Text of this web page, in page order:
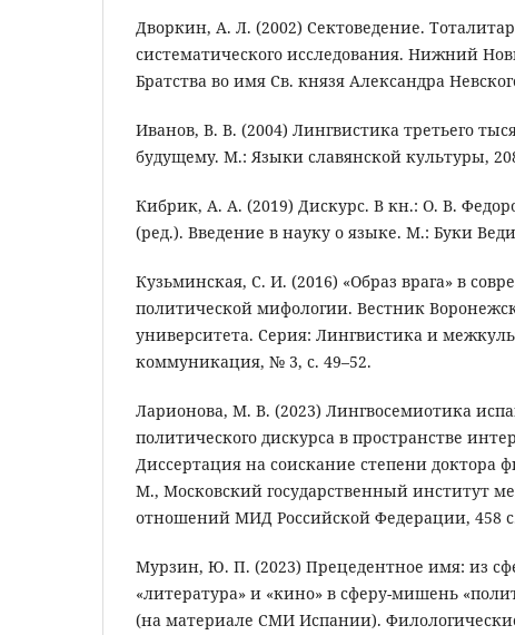
Дворкин, А. Л. (2002) Сектоведение.
систематического исследования. Нижний
Братства во имя Св. князя Александра
Иванов, В. В. (2004) Лингвистика третьего
будущему. М.: Языки славянской культуры,
Кибрик, А. А. (2019) Дискурс. В кн.: О. В.
(ред.). Введение в науку о языке. М.: Буки
Кузьминская, С. И. (2016) «Образ врага» в
политической мифологии. Вестник
университета. Серия: Лингвистика и
коммуникация, № 3, с. 49–52.
Ларионова, М. В. (2023) Лингвосемиотика
политического дискурса в пространстве
Диссертация на соискание степени доктора
М., Московский государственный институт
отношений МИД Российской Федерации, 458
Мурзин, Ю. П. (2023) Прецедентное имя: из
«литература» и «кино» в сферу-мишень
(на материале СМИ Испании).